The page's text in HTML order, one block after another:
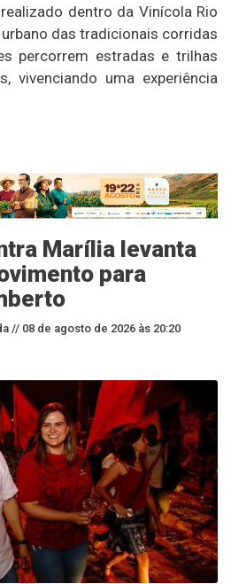
dentro da Vinícola Rio
das tradicionais corridas
percorrem estradas e trilhas
vivenciando uma experiência
Marília levanta
para
// 08 de agosto de 2026 às 20:20